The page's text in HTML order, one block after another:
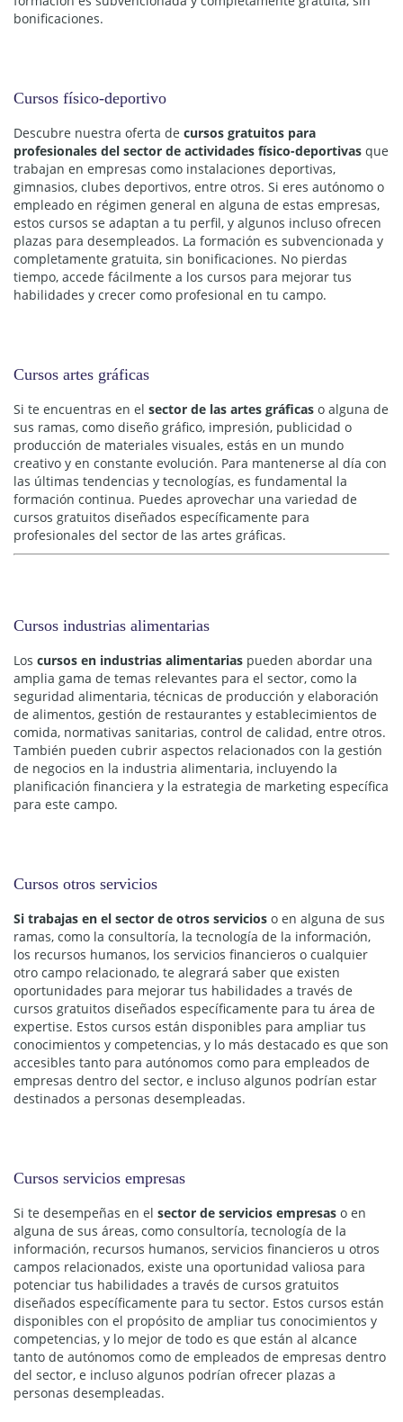
bonificaciones.
Cursos físico-deportivo
Descubre nuestra oferta de cursos gratuitos para
profesionales del sector de actividades físico-deportivas que
trabajan en empresas como instalaciones deportivas,
gimnasios, clubes deportivos, entre otros. Si eres autónomo o
empleado en régimen general en alguna de estas empresas,
estos cursos se adaptan a tu perfil, y algunos incluso ofrecen
plazas para desempleados. La formación es subvencionada y
completamente gratuita, sin bonificaciones. No pierdas
tiempo, accede fácilmente a los cursos para mejorar tus
habilidades y crecer como profesional en tu campo.
Cursos artes gráficas
Si te encuentras en el sector de las artes gráficas o alguna de
sus ramas, como diseño gráfico, impresión, publicidad o
producción de materiales visuales, estás en un mundo
creativo y en constante evolución. Para mantenerse al día con
las últimas tendencias y tecnologías, es fundamental la
formación continua. Puedes aprovechar una variedad de
cursos gratuitos diseñados específicamente para
profesionales del sector de las artes gráficas.
Cursos industrias alimentarias
Los cursos en industrias alimentarias pueden abordar una
amplia gama de temas relevantes para el sector, como la
seguridad alimentaria, técnicas de producción y elaboración
de alimentos, gestión de restaurantes y establecimientos de
comida, normativas sanitarias, control de calidad, entre otros.
También pueden cubrir aspectos relacionados con la gestión
de negocios en la industria alimentaria, incluyendo la
planificación financiera y la estrategia de marketing específica
para este campo.
Cursos otros servicios
Si trabajas en el sector de otros servicios o en alguna de sus
ramas, como la consultoría, la tecnología de la información,
los recursos humanos, los servicios financieros o cualquier
otro campo relacionado, te alegrará saber que existen
oportunidades para mejorar tus habilidades a través de
cursos gratuitos diseñados específicamente para tu área de
expertise. Estos cursos están disponibles para ampliar tus
conocimientos y competencias, y lo más destacado es que son
accesibles tanto para autónomos como para empleados de
empresas dentro del sector, e incluso algunos podrían estar
destinados a personas desempleadas.
Cursos servicios empresas
Si te desempeñas en el sector de servicios empresas o en
alguna de sus áreas, como consultoría, tecnología de la
información, recursos humanos, servicios financieros u otros
campos relacionados, existe una oportunidad valiosa para
potenciar tus habilidades a través de cursos gratuitos
diseñados específicamente para tu sector. Estos cursos están
disponibles con el propósito de ampliar tus conocimientos y
competencias, y lo mejor de todo es que están al alcance
tanto de autónomos como de empleados de empresas dentro
del sector, e incluso algunos podrían ofrecer plazas a
personas desempleadas.